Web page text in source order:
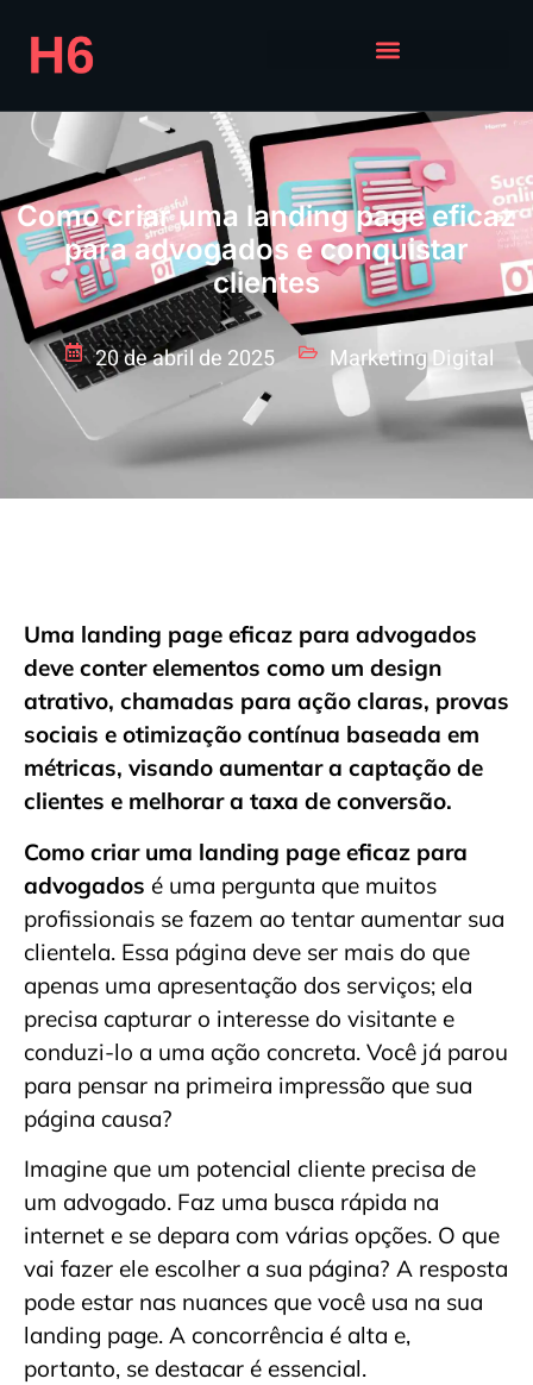
Como criar uma landing page eficaz
para advogados e conquistar
clientes
20 de abril de 2025 Marketing Digital
Uma landing page eficaz para advogados
deve conter elementos como um design
atrativo, chamadas para ação claras, provas
sociais e otimização contínua baseada em
métricas, visando aumentar a captação de
clientes e melhorar a taxa de conversão.
Como criar uma landing page eficaz para
advogados é uma pergunta que muitos
profissionais se fazem ao tentar aumentar sua
clientela. Essa página deve ser mais do que
apenas uma apresentação dos serviços; ela
precisa capturar o interesse do visitante e
conduzi-lo a uma ação concreta. Você já parou
para pensar na primeira impressão que sua
página causa?
Imagine que um potencial cliente precisa de
um advogado. Faz uma busca rápida na
internet e se depara com várias opções. O que
vai fazer ele escolher a sua página? A resposta
pode estar nas nuances que você usa na sua
landing page. A concorrência é alta e,
portanto, se destacar é essencial.